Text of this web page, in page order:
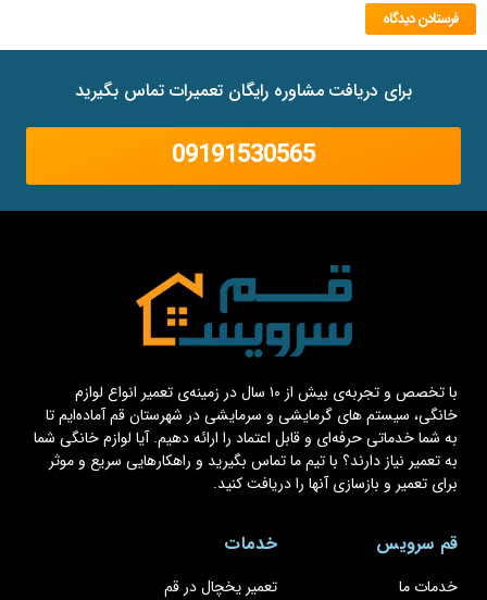
برای دریافت مشاوره رایگان تعمیرات تماس بگیرید
09191530565
با تخصص و تجربه‌ی بیش از ۱۰ سال در زمینه‌ی تعمیر انواع لوازم
خانگی، سیستم های گرمایشی و سرمایشی در شهرستان قم آماده‌ایم تا
به شما خدماتی حرفه‌ای و قابل اعتماد را ارائه دهیم. آیا لوازم خانگی شما
به تعمیر نیاز دارند؟ با تیم ما تماس بگیرید و راهکارهایی سریع و موثر
برای تعمیر و بازسازی آنها را دریافت کنید.
قم سرویس
خدمات ما
خدمات
تعمیر یخچال در قم